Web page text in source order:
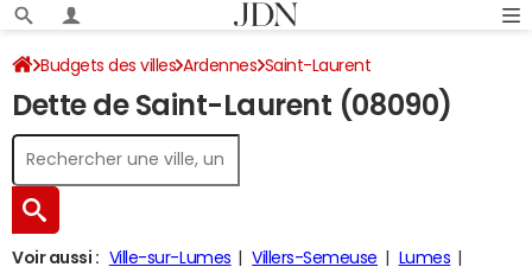
Budgets des villes Ardennes Saint-Laurent
Dette au 31/12/2024
Dette de Saint-Laurent (08090)
Voir aussi : Ville-sur-Lumes Villers-Semeuse
Lumes